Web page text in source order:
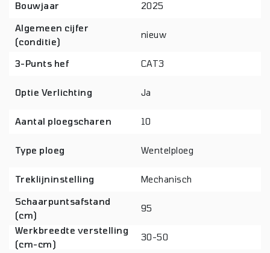
Bouwjaar 2025
Algemeen cijfer
(conditie)
nieuw
3-Punts hef CAT3
Optie Verlichting Ja
Aantal ploegscharen 10
Type ploeg Wentelploeg
Treklijninstelling Mechanisch
Schaarpuntsafstand
(cm)
95
Werkbreedte verstelling
(cm-cm)
30-50